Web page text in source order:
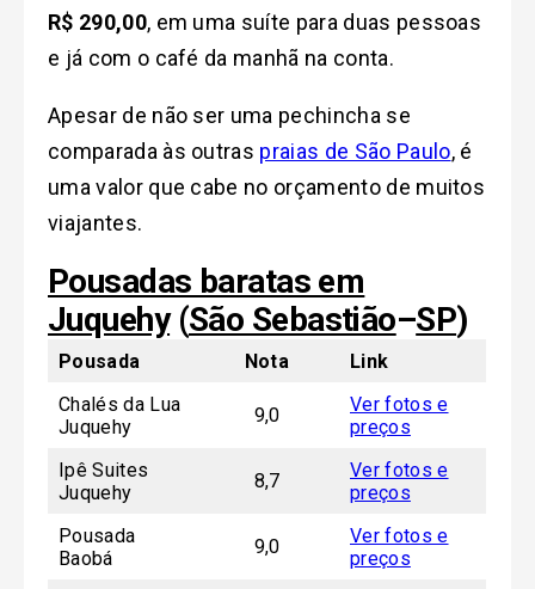
R$ 290,00, em uma suíte para duas pessoas
e já com o café da manhã na conta.
Apesar de não ser uma pechincha se
comparada às outras praias de São Paulo, é
uma valor que cabe no orçamento de muitos
viajantes.
Pousadas baratas em
Juquehy(São Sebastião–SP)
Pousada Nota
Link
Chalés da Lua
Juquehy
9,0
Ver fotos e
preços
Ipê Suites
Juquehy
8,7
Ver fotos e
preços
Pousada
Baobá
9,0
Ver fotos e
preços